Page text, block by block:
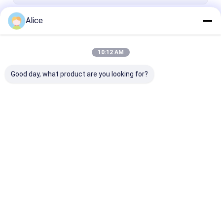
Alice
10:12 AM
Good day, what product are you looking for?